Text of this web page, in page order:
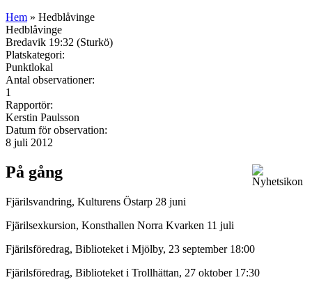
Hem » Hedblåvinge
Hedblåvinge
Bredavik 19:32 (Sturkö)
Platskategori:
Punktlokal
Antal observationer:
1
Rapportör:
Kerstin Paulsson
Datum för observation:
8 juli 2012
På gång
Fjärilsvandring, Kulturens Östarp 28 juni
Fjärilsexkursion, Konsthallen Norra Kvarken 11 juli
Fjärilsföredrag, Biblioteket i Mjölby, 23 september 18:00
Fjärilsföredrag, Biblioteket i Trollhättan, 27 oktober 17:30